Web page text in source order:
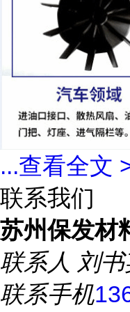
...查看全文
联系我们
苏州保发材
联系人 刘
联系手机